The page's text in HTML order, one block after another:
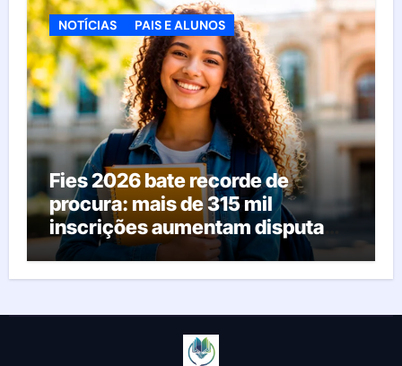
NOTÍCIAS PAIS E ALUNOS
Fies 2026 bate recorde de
procura: mais de 315 mil
inscrições aumentam disputa
pelas vagas; veja o que acontece
agora